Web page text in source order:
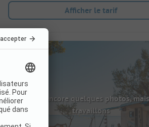
Afficher le tarif
Il manque encore quelques photos,
travaillons